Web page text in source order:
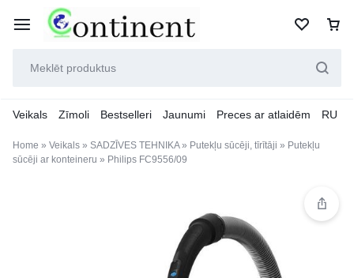
Veikals Zīmoli Bestselleri Jaunumi Preces ar atlaidēm RU
Home » Veikals » SADZĪVES TEHNIKA» Putekļu sūcēji, tīrītāji » Putekļu
sūcēji ar konteineru » Philips FC9556/09